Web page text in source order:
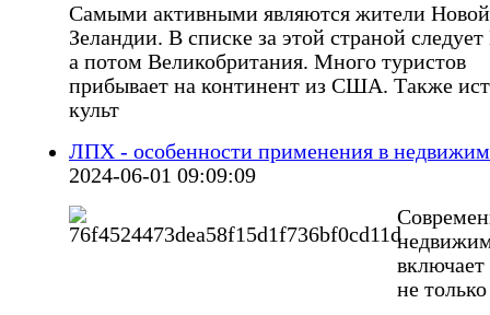
Самыми активными являются жители Новой
Зеландии. В списке за этой страной
а потом Великобритания. Много туристов
прибывает на континент из США. Также
культ
ЛПХ - особенности применения в
2024-06-01 09:09:09
включает
не